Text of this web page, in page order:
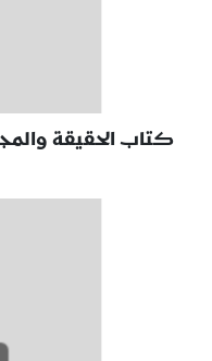
كتاب الحقيقة